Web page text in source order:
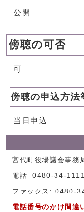
公開
傍聴の可否
可
傍聴の申込方法
当日申込
宮代町役場議会事務
電話: 0480-34-
ファックス: 0480-
電話番号のかけ間違